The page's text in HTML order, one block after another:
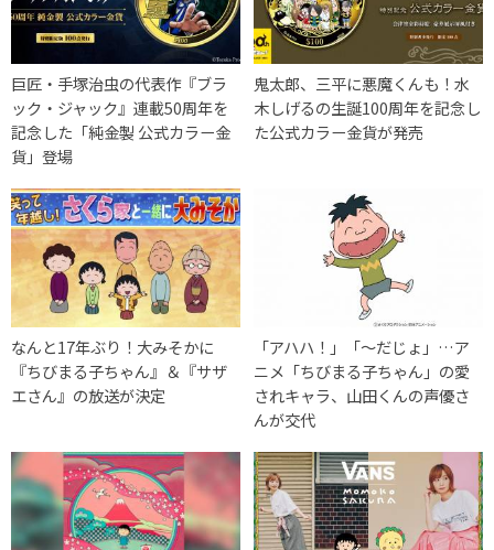
巨匠・手塚治虫の代表作『ブラ
ック・ジャック』連載50周年を
記念した「純金製 公式カラー金
貨」登場
鬼太郎、三平に悪魔くんも！水
木しげるの生誕100周年を記念し
た公式カラー金貨が発売
なんと17年ぶり！大みそかに
『ちびまる子ちゃん』＆『サザ
エさん』の放送が決定
「アハハ！」「～だじょ」…ア
ニメ「ちびまる子ちゃん」の愛
されキャラ、山田くんの声優さ
んが交代